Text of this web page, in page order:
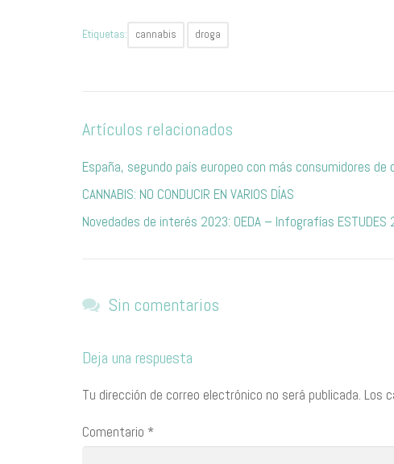
Etiquetas: cannabis droga
Artículos relacionados
España, segundo país europeo con más consumidores
CANNABIS: NO CONDUCIR EN VARIOS DÍAS
Novedades de interés 2023: OEDA – Infografías ESTUDES
Sin comentarios
Deja una respuesta
Tu dirección de correo electrónico no será publicada. Los
Comentario *